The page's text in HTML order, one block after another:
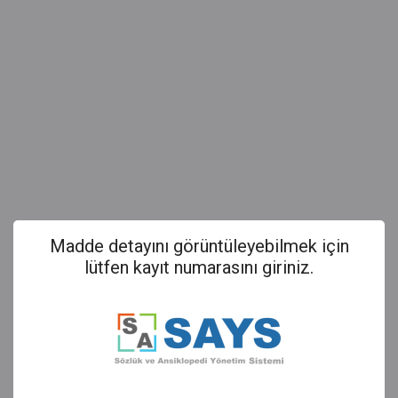
Madde detayını görüntüleyebilmek için
lütfen kayıt numarasını giriniz.